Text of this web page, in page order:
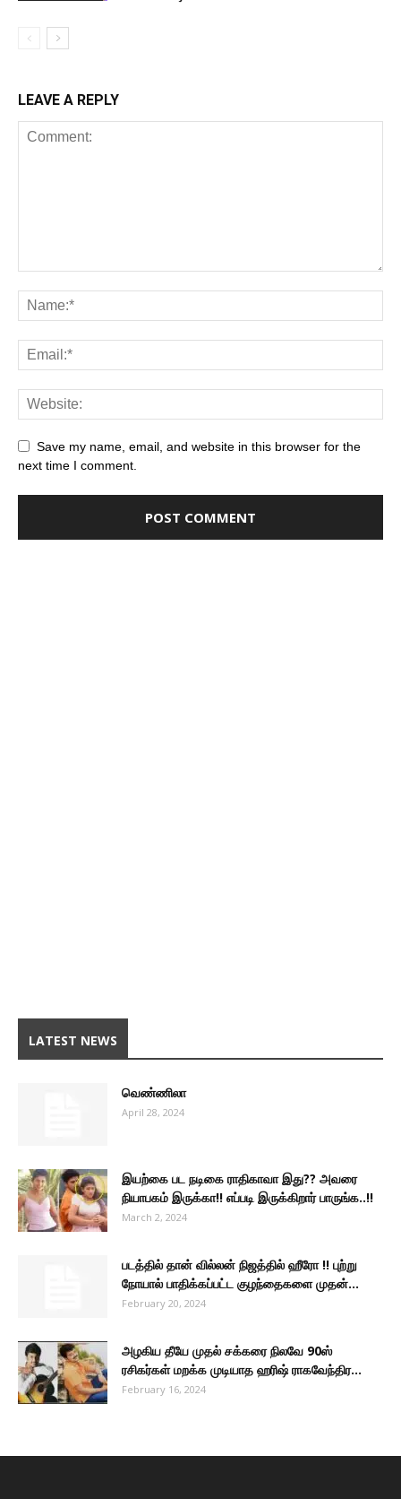
LEAVE A REPLY
Save my name, email, and website in this browser for the
next time I comment.
LATEST NEWS
வெண்ணிலா
April 28, 2024
இயற்கை பட நடிகை ராதிகாவா இது?? அவரை
நியாபகம் இருக்கா!! எப்படி இருக்கிறார் பாருங்க..!!
March 2, 2024
படத்தில் தான் வில்லன் நிஜத்தில் ஹீரோ !! புற்று
நோயால் பாதிக்கப்பட்ட குழந்தைகளை முதன்...
February 20, 2024
அழகிய தீயே முதல் சக்கரை நிலவே 90ஸ்
ரசிகர்கள் மறக்க முடியாத ஹரிஷ் ராகவேந்திர...
February 16, 2024